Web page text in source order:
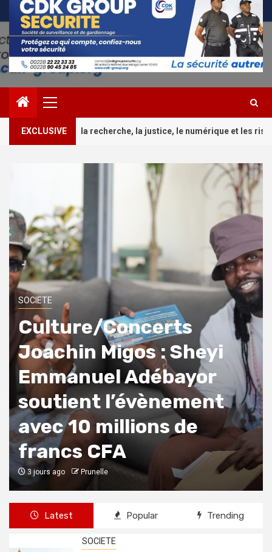
Primary
Menu
EXCLUSIVE
la justice, le numérique et les risques 2 Culture/
SOCIETE
Culture/Concerts
Joachin Migos : Sheyi
Emmanuel Adébayor
soutient l’évènement
avec 10 millions de
francs CFA
3 jours ago Prunelle
Latest Popular Trending
SOCIETE